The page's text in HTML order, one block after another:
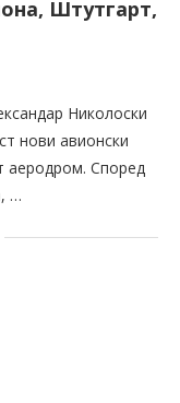
Штутгарт,
Николоски
нови авионски
аеродром. Според
…